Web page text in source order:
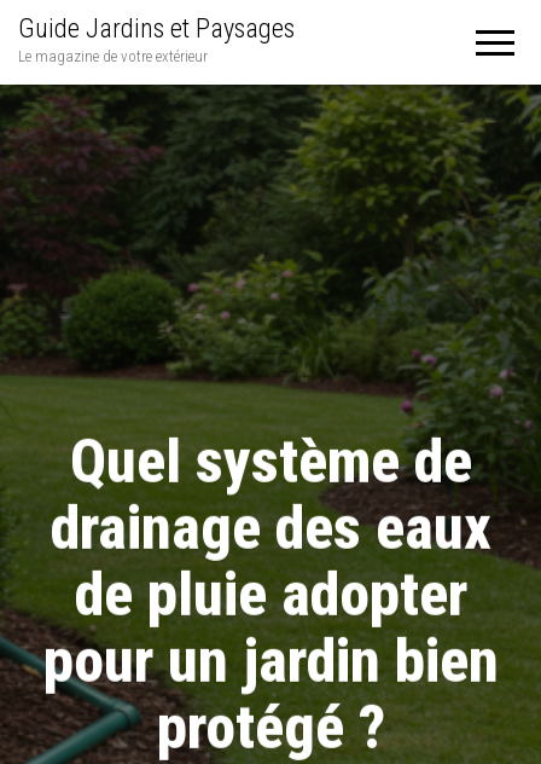
Guide Jardins et Paysages
Le magazine de votre extérieur
Quel système de
drainage des eaux
de pluie adopter
pour un jardin bien
protégé ?